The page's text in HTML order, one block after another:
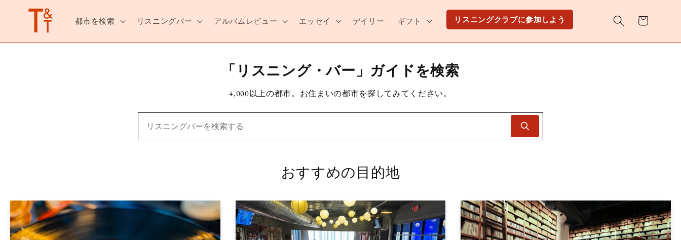
ンツへ
スキッ
都市を検索 リスニングバー アルバムレビュー エッセイ デイリー ギフト リスニングクラブに参加しよう
ー
「リスニング・バー」ガイドを検索
4,000以上の都市。お住まいの都市を探してみてください。
おすすめの目的地